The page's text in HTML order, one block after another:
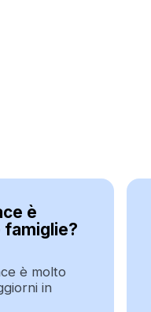
è
famiglie?
è molto
in